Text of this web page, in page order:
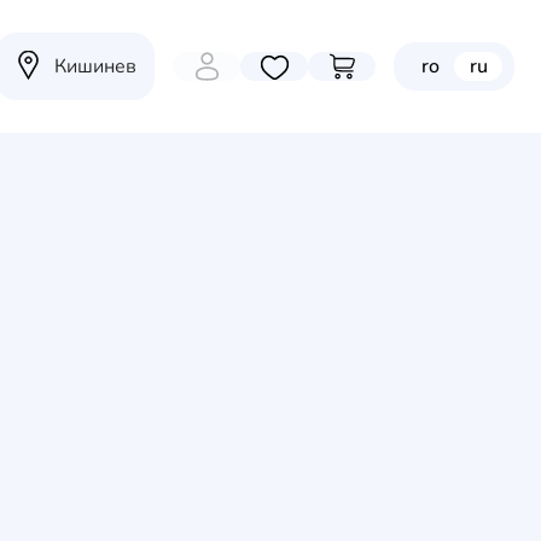
Кишинев Избранные товары
Перейти в корзину
ro ru